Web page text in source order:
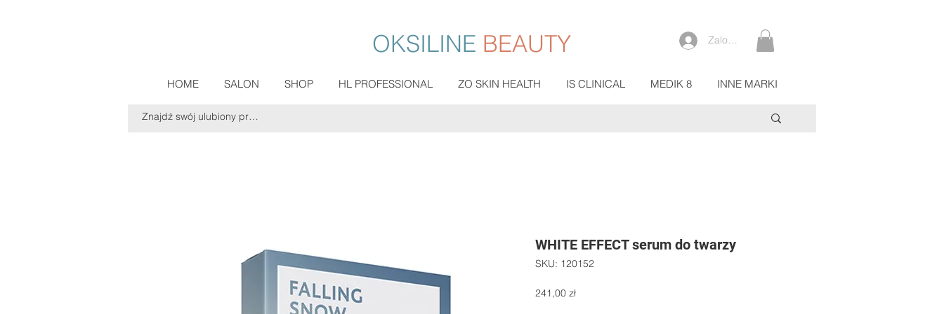
OKSILINE BEAUTY Zaloguj się
HOME SALON SHOP HL PROFESSIONAL ZO SKIN HEALTH IS CLINICAL MEDIK 8 INNE MARKI
WHITE EFFECT serum do twarzy
SKU: 120152
241,00 złCena